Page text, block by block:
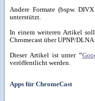
Andere Formate (bspw.
unterstützt.
In einem weiteren Artikel
Chromecast über UPNP/
Dieser Artikel ist unter "
veröffentlicht werden.
Apps für ChromeCast